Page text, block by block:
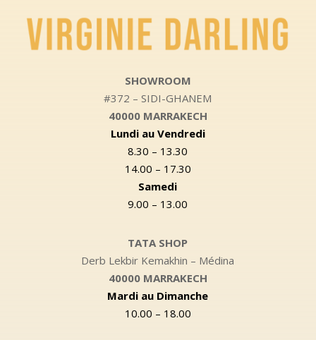
SHOWROOM
#372 – SIDI-GHANEM
40000 MARRAKECH
Lundi au Vendredi
8.30 – 13.30
14.00 – 17.30
Samedi
9.00 – 13.00
TATA SHOP
Derb Lekbir Kemakhin – Médina
40000 MARRAKECH
Mardi au Dimanche
10.00 – 18.00